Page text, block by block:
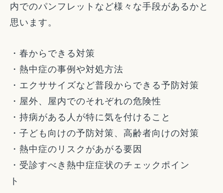
内でのパンフレットなど様々な手段があるかと
思います。
・春からできる対策
・熱中症の事例や対処方法
・エクササイズなど普段からできる予防対策
・屋外、屋内でのそれぞれの危険性
・持病がある人が特に気を付けること
・子ども向けの予防対策、高齢者向けの対策
・熱中症のリスクがあがる要因
・受診すべき熱中症症状のチェックポイン
ト